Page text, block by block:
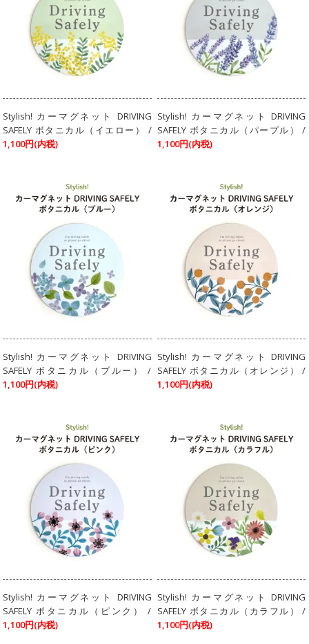
Stylish! カーマグネット DRIVING
SAFELY ボタニカル（イエロー） /
1,100円(内税)
Stylish! カーマグネット DRIVING
SAFELY ボタニカル（パープル） /
1,100円(内税)
Stylish! カーマグネット DRIVING
SAFELY ボタニカル（ブルー） /
1,100円(内税)
Stylish! カーマグネット DRIVING
SAFELY ボタニカル（オレンジ） /
1,100円(内税)
Stylish! カーマグネット DRIVING
SAFELY ボタニカル（ピンク） /
1,100円(内税)
Stylish! カーマグネット DRIVING
SAFELY ボタニカル（カラフル） /
1,100円(内税)